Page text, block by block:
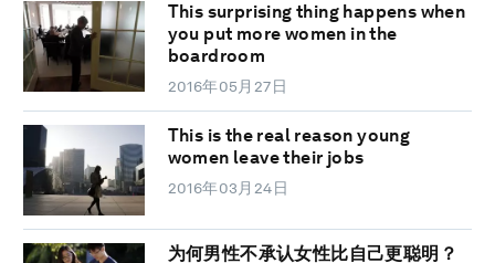
This surprising thing happens when
you put more women in the
boardroom
2016年05月27日
This is the real reason young
women leave their jobs
2016年03月24日
为何男性不承认女性比自己更聪明？